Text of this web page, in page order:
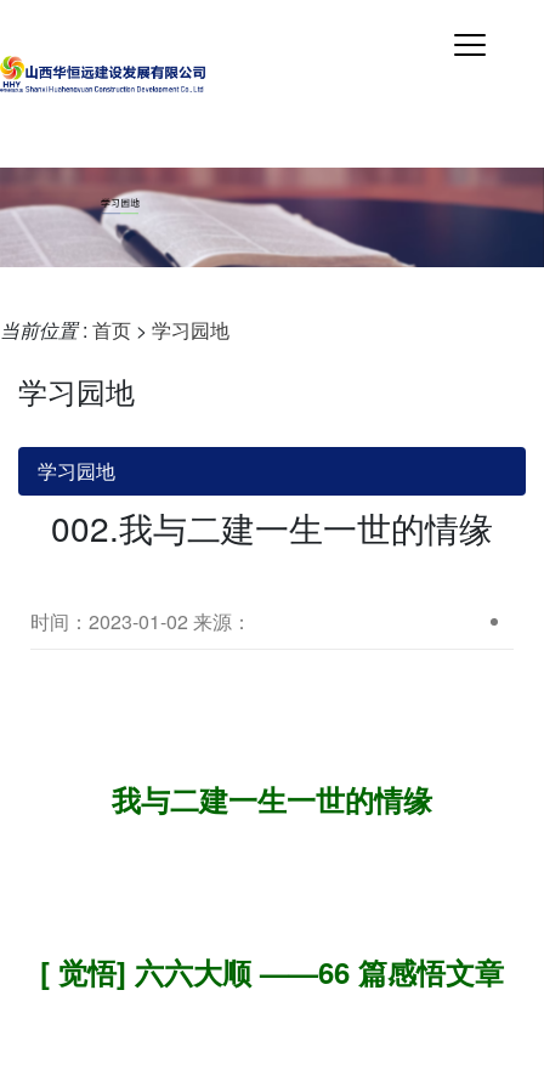
当前位置: 首页 > 学习园地
学习园地
学习园地
002.我与二建一生一世的情缘
时间：2023-01-02 来源：
我与二建一生一世的情缘
[ 觉悟] 六六大顺 ——66 篇感悟文章